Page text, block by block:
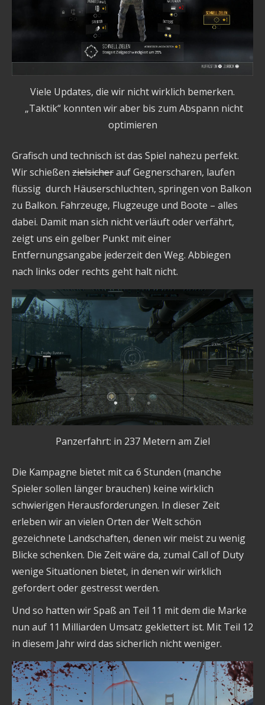
Viele Updates, die wir nicht wirklich bemerken.
„Taktik“ konnten wir aber bis zum Abspann nicht
optimieren
Grafisch und technisch ist das Spiel nahezu perfekt.
Wir schießen zielsicherauf Gegnerscharen, laufen
flüssig durch Häuserschluchten, springen von Balkon
zu Balkon. Fahrzeuge, Flugzeuge und Boote – alles
dabei. Damit man sich nicht verläuft oder verfährt,
zeigt uns ein gelber Punkt mit einer
Entfernungsangabe jederzeit den Weg. Abbiegen
nach links oder rechts geht halt nicht.
Panzerfahrt: in 237 Metern am Ziel
Die Kampagne bietet mit ca 6 Stunden (manche
Spieler sollen länger brauchen) keine wirklich
schwierigen Herausforderungen. In dieser Zeit
erleben wir an vielen Orten der Welt schön
gezeichnete Landschaften, denen wir meist zu wenig
Blicke schenken. Die Zeit wäre da, zumal Call of Duty
wenige Situationen bietet, in denen wir wirklich
gefordert oder gestresst werden.
Und so hatten wir Spaß an Teil 11 mit dem die Marke
nun auf 11 Milliarden Umsatz geklettert ist. Mit Teil 12
in diesem Jahr wird das sicherlich nicht weniger.